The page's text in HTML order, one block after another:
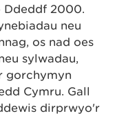
Ddeddf 2000.
neu
os nad oes
sylwadau,
gorchymyn
Cymru. Gall
dirprwyo'r